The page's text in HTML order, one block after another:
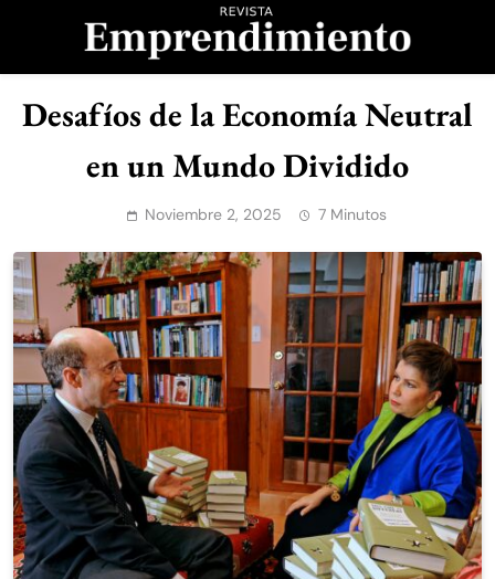
Revista
Emprendimiento
Desafíos de la Economía Neutral
en un Mundo Dividido
Noviembre 2, 2025 7 Minutos